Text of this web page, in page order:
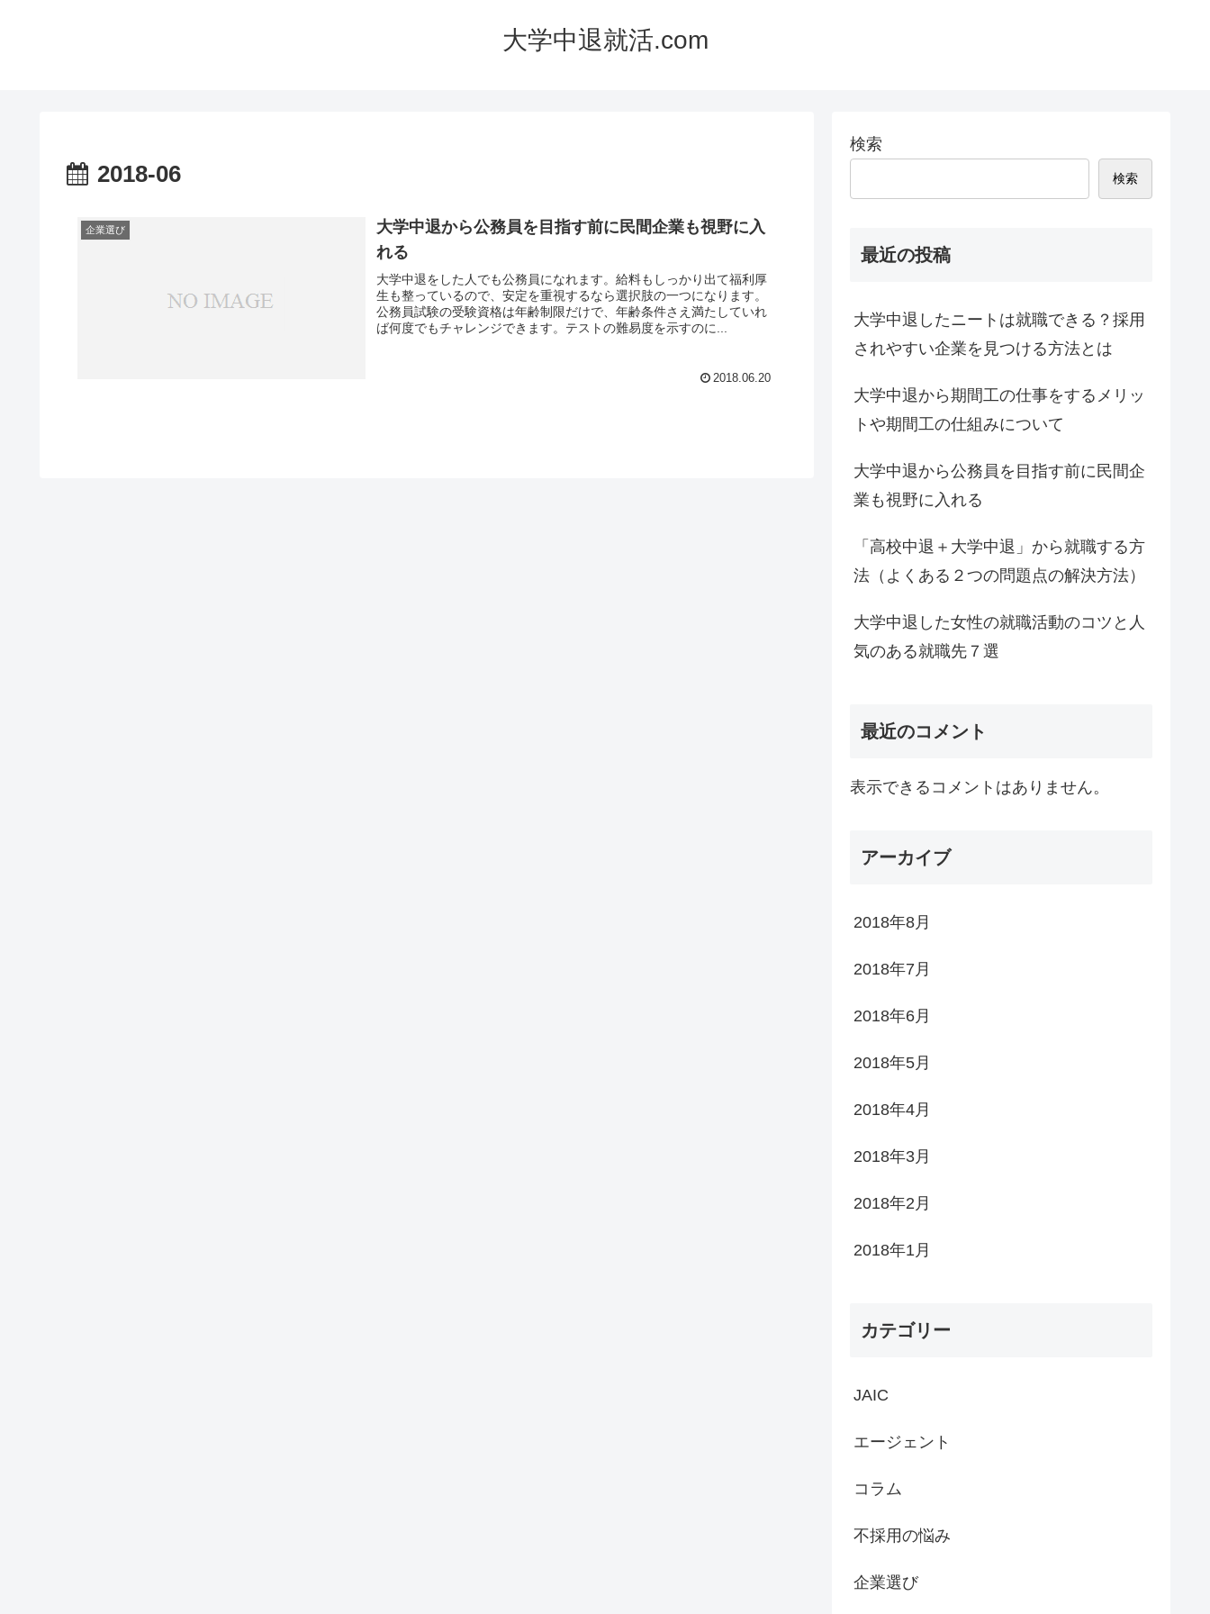
大学中退就活.com
2018-06
企業選び
大学中退から公務員を目指す前に民間企業も視野に入
れる
大学中退をした人でも公務員になれます。給料もしっかり出て福利厚
生も整っているので、安定を重視するなら選択肢の一つになります。
公務員試験の受験資格は年齢制限だけで、年齢条件さえ満たしていれ
ば何度でもチャレンジできます。テストの難易度を示すのに...
2018.06.20
検索
検索
最近の投稿
大学中退したニートは就職できる？採用
されやすい企業を見つける方法とは
大学中退から期間工の仕事をするメリッ
トや期間工の仕組みについて
大学中退から公務員を目指す前に民間企
業も視野に入れる
「高校中退＋大学中退」から就職する方
法（よくある２つの問題点の解決方法）
大学中退した女性の就職活動のコツと人
気のある就職先７選
最近のコメント
表示できるコメントはありません。
アーカイブ
2018年8月
2018年7月
2018年6月
2018年5月
2018年4月
2018年3月
2018年2月
2018年1月
カテゴリー
JAIC
エージェント
コラム
不採用の悩み
企業選び